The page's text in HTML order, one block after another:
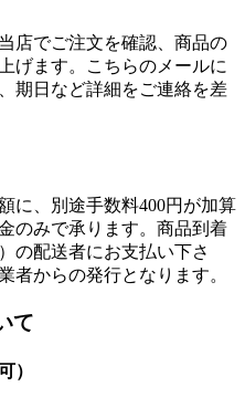
当店でご注文を確認、商品の
げます。こちらのメールに
期日など詳細をご連絡を差
に、別途手数料400円が加算
のみで承ります。商品到着
の配送者にお支払い下さ
者からの発行となります。
て
）